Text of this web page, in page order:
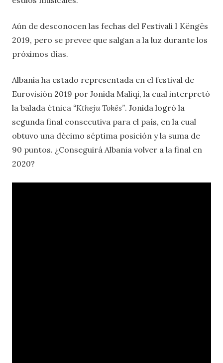
Aún de desconocen las fechas del Festivali I Këngës
2019, pero se prevee que salgan a la luz durante los
próximos días.
Albania ha estado representada en el festival de
Eurovisión 2019 por Jonida Maliqi, la cual interpretó
la balada étnica “Ktheju Tokës”. Jonida logró la
segunda final consecutiva para el país, en la cual
obtuvo una décimo séptima posición y la suma de
90 puntos. ¿Conseguirá Albania volver a la final en
2020?